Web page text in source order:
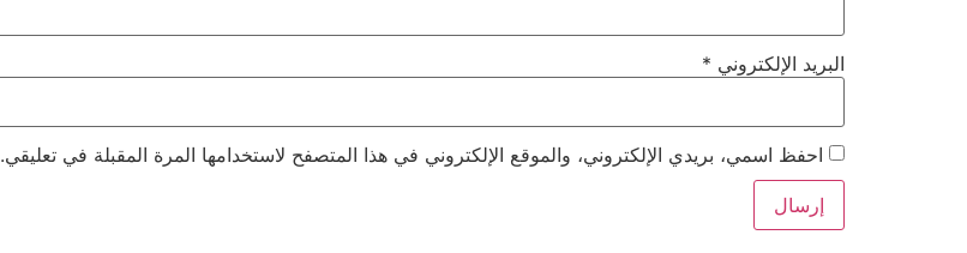
البريد الإلكتروني *
احفظ اسمي، بريدي الإلكتروني، والموقع الإلكتروني في هذا المتصفح لاستخدامها المرة المقبلة في تعليقي.